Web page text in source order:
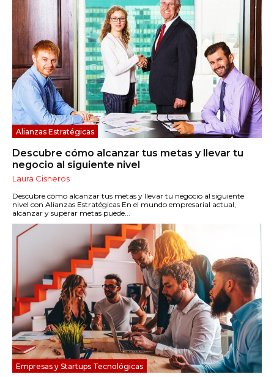
Alianzas Estratégicas
Descubre cómo alcanzar tus metas y llevar tu
negocio al siguiente nivel
Laura Cisneros
Descubre cómo alcanzar tus metas y llevar tu negocio al siguiente
nivel con Alianzas Estratégicas En el mundo empresarial actual,
alcanzar y superar metas puede...
Empresas y Startups Tecnológicas